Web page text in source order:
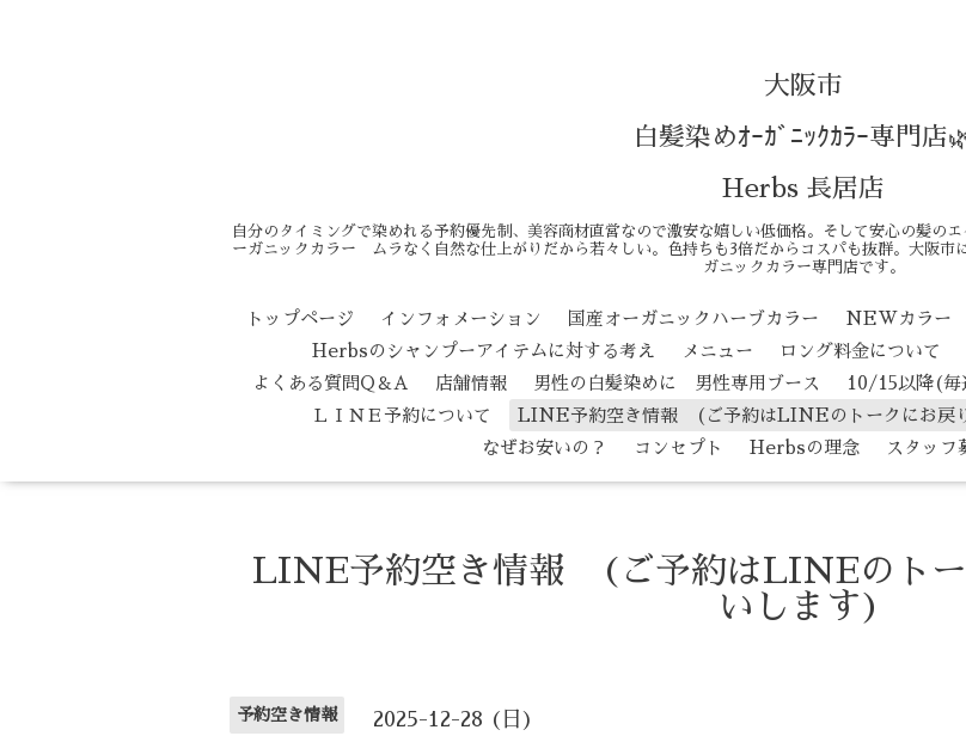
大阪市
白髪染めｵｰｶﾞﾆｯｸｶﾗｰ専門店
Herbs 長居店
自分のタイミングで染めれる予約優先制、美容商材直営なので激安な嬉しい低価格。そして安心の髪の
ーガニックカラー ムラなく自然な仕上がりだから若々しい。色持ちも3倍だからコスパも抜群。大阪
ガニックカラー専門店です。
トップページ インフォメーション 国産オーガニックハーブカラー NEWカラー
Herbsのシャンプーアイテムに対する考え
メニュー ロング料金について
よくある質問Q＆A
店舗情報 男性の白髪染めに 男性専用ブース 10/15以降(毎
ＬＩＮＥ予約について
LINE予約空き情報 (ご予約はLINEのトークにお戻
なぜお安いの？
コンセプト Herbsの理念 スタッフ
LINE予約空き情報 (ご予約はLINEのトー
いします)
予約空き情報 2025-12-28 (日)